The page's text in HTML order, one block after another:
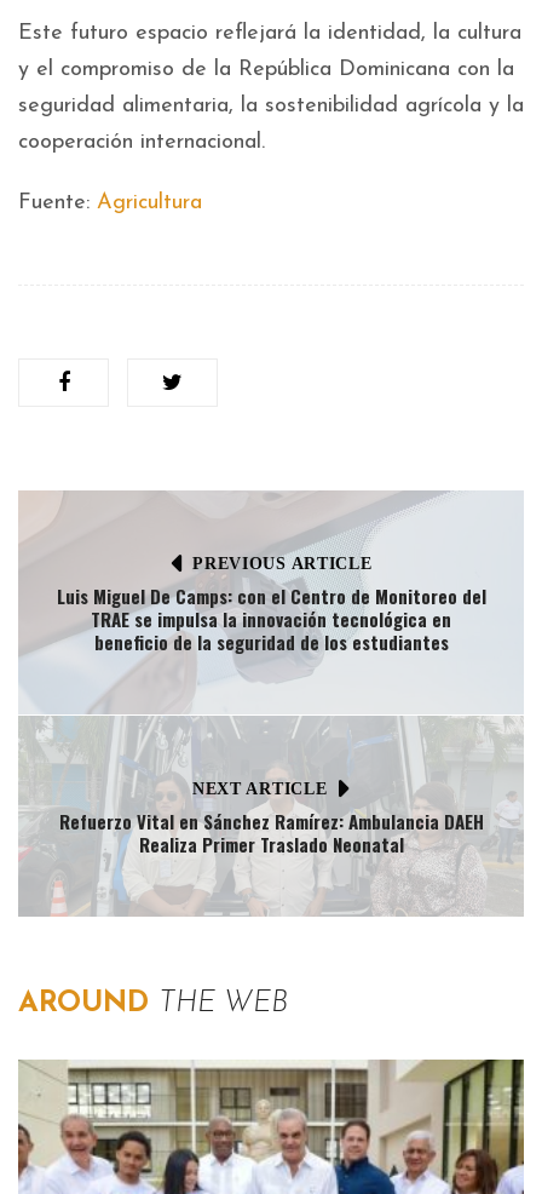
Este futuro espacio reflejará la identidad, la cultura
y el compromiso de la República Dominicana con la
seguridad alimentaria, la sostenibilidad agrícola y la
cooperación internacional.
Fuente: Agricultura
PREVIOUS ARTICLE
Luis Miguel De Camps: con el Centro de Monitoreo del
TRAE se impulsa la innovación tecnológica en
beneficio de la seguridad de los estudiantes
NEXT ARTICLE
Refuerzo Vital en Sánchez Ramírez: Ambulancia DAEH
Realiza Primer Traslado Neonatal
AROUND THE WEB